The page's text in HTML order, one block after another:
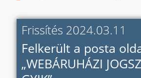
Frissítés 2024.03.11
Felkerült a posta
„WEBÁRUHÁZI